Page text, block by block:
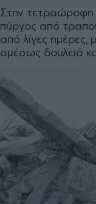
Στην τετραώροφη
πύργος από
από λίγες ημέρες,
αμέσως δουλειά